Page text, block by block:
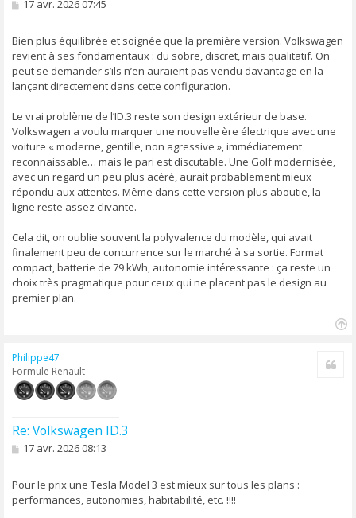
M
s
a
g
e
17 avr. 2026 07:45
Bien plus équilibrée et soignée que la première version. Volkswagen
revient à ses fondamentaux : du sobre, discret, mais qualitatif. On
peut se demander s’ils n’en auraient pas vendu davantage en la
lançant directement dans cette configuration.
Le vrai problème de l’ID.3 reste son design extérieur de base.
Volkswagen a voulu marquer une nouvelle ère électrique avec une
voiture « moderne, gentille, non agressive », immédiatement
reconnaissable… mais le pari est discutable. Une Golf modernisée,
avec un regard un peu plus acéré, aurait probablement mieux
répondu aux attentes. Même dans cette version plus aboutie, la
ligne reste assez clivante.
Cela dit, on oublie souvent la polyvalence du modèle, qui avait
finalement peu de concurrence sur le marché à sa sortie. Format
compact, batterie de 79 kWh, autonomie intéressante : ça reste un
choix très pragmatique pour ceux qui ne placent pas le design au
premier plan.
Philippe47
Formule Renault
Re: Volkswagen ID.3
M
s
a
g
17 avr. 2026 08:13
Pour le prix une Tesla Model 3 est mieux sur tous les plans :
performances, autonomies, habitabilité, etc. !!!!